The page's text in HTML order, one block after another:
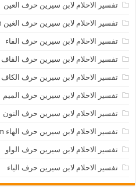
تفسير الاحلام لابن سيرين حرف العين
تفسير الاحلام لابن سيرين حرف الغين tafsir ahlam
تفسير الاحلام لابن سيرين حرف الفاء
تفسير الاحلام لابن سيرين حرف القاف
تفسير الاحلام لابن سيرين حرف الكاف
تفسير الاحلام لابن سيرين حرف الميم
تفسير الاحلام لابن سيرين حرف النون
تفسير الاحلام لابن سيرين حرف الهاء tafsir al ahlam
تفسير الاحلام لابن سيرين حرف الواو
تفسير الاحلام لابن سيرين حرف الياء